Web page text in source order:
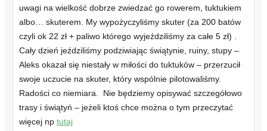
uwagi na wielkość dobrze zwiedzać go rowerem, tuktukiem
albo… skuterem. My wypożyczyliśmy skuter (za 200 batów
czyli ok 22 zł + paliwo którego wyjeździliśmy za całe 5 zł) .
Cały dzień jeździliśmy podziwiając świątynie, ruiny, stupy –
Aleks okazał się niestały w miłości do tuktuków – przerzucił
swoje uczucie na skuter, który wspólnie pilotowaliśmy.
Radości co niemiara. Nie będziemy opisywać szczegółowo
trasy i świątyń – jeżeli ktoś chce można o tym przeczytać
więcej np tutaj